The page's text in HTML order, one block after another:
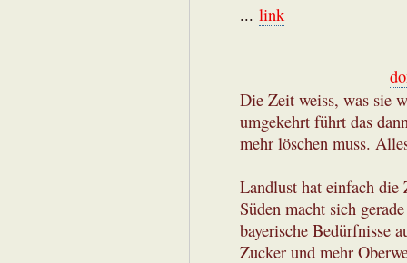
... link
Die Zeit weiss, was sie
umgekehrt führt das
mehr löschen muss.
Landlust hat einfach
Süden macht sich
bayerische Bedürfnisse
Zucker und mehr